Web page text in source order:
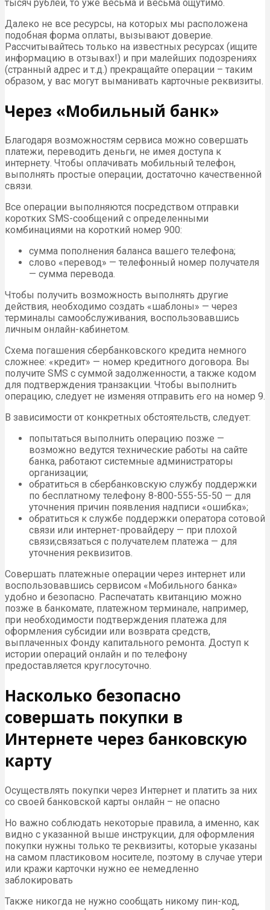
тысяч рублей, то уже весьма и весьма ощутимо.
Далеко не все ресурсы, на которых мы расположена
подобная форма оплаты, вызывают доверие.
Рассчитывайтесь только на известных ресурсах (ищите
информацию в отзывах!) и при малейших подозрениях
(странный адрес и т.д.) прекращайте операции – таким
образом, у вас могут выманивать карточные реквизиты.
Через «Мобильный банк»
Благодаря возможностям сервиса можно совершать
платежи, переводить деньги, не имея доступа к
интернету. Чтобы оплачивать мобильный телефон,
выполнять простые операции, достаточно качественной
связи.
Все операции выполняются посредством отправки
коротких SMS-сообщений с определенными
комбинациями на короткий номер 900:
сумма пополнения баланса вашего телефона;
слово «перевод» — телефонный номер получателя
— сумма перевода.
Чтобы получить возможность выполнять другие
действия, необходимо создать «шаблоны» — через
терминалы самообслуживания, воспользовавшись
личным онлайн-кабинетом.
Схема погашения сбербанковского кредита немного
сложнее: «кредит» — номер кредитного договора. Вы
получите SMS с суммой задолженности, а также кодом
для подтверждения транзакции. Чтобы выполнить
операцию, следует не изменяя отправить его на номер 9.
В зависимости от конкретных обстоятельств, следует:
попытаться выполнить операцию позже —
возможно ведутся технические работы на сайте
банка, работают системные администраторы
организации;
обратиться в сбербанковскую службу поддержки
по бесплатному телефону 8-800-555-55-50 — для
уточнения причин появления надписи «ошибка»;
обратиться к службе поддержки оператора сотовой
связи или интернет-провайдеру — при плохой
связи;связаться с получателем платежа — для
уточнения реквизитов.
Совершать платежные операции через интернет или
воспользовавшись сервисом «Мобильного банка»
удобно и безопасно. Распечатать квитанцию можно
позже в банкомате, платежном терминале, например,
при необходимости подтверждения платежа для
оформления субсидии или возврата средств,
выплаченных Фонду капитального ремонта. Доступ к
истории операций онлайн и по телефону
предоставляется круглосуточно.
Насколько безопасно
совершать покупки в
Интернете через банковскую
карту
Осуществлять покупки через Интернет и платить за них
со своей банковской карты онлайн – не опасно
Но важно соблюдать некоторые правила, а именно, как
видно с указанной выше инструкции, для оформления
покупки нужны только те реквизиты, которые указаны
на самом пластиковом носителе, поэтому в случае утери
или кражи карточки нужно ее немедленно
заблокировать
Также никогда не нужно сообщать никому пин-код,